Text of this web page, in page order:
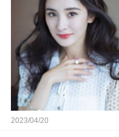
2023/04/20